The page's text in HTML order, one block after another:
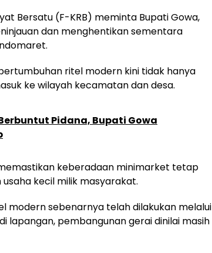
Bersatu (F-KRB) meminta Bupati Gowa,
dan menghentikan sementara
ritel modern kini tidak hanya
ke wilayah kecamatan dan desa.
Pidana, Bupati Gowa
keberadaan minimarket tetap
kecil milik masyarakat.
modern sebenarnya telah dilakukan melalui
lapangan, pembangunan gerai dinilai masih